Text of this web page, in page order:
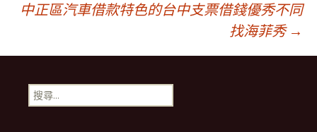
章
導
航
中正區汽車借款特色的台中支票借錢優秀不同
找海菲秀 →
搜
尋